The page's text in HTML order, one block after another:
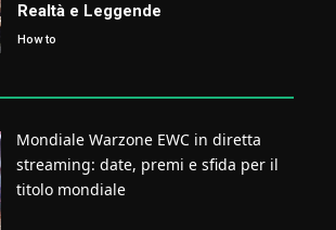
Realtà e Leggende
How to
Mondiale Warzone EWC in diretta
streaming: date, premi e sfida per il
titolo mondiale